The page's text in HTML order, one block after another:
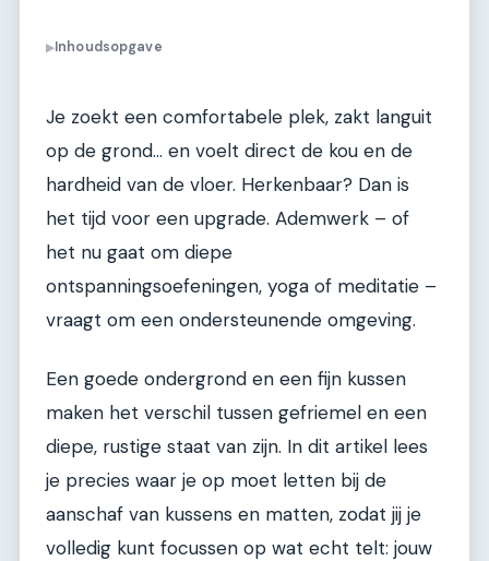
▶Inhoudsopgave
Je zoekt een comfortabele plek, zakt languit
op de grond… en voelt direct de kou en de
hardheid van de vloer. Herkenbaar? Dan is
het tijd voor een upgrade. Ademwerk – of
het nu gaat om diepe
ontspanningsoefeningen, yoga of meditatie –
vraagt om een ondersteunende omgeving.
Een goede ondergrond en een fijn kussen
maken het verschil tussen gefriemel en een
diepe, rustige staat van zijn. In dit artikel lees
je precies waar je op moet letten bij de
aanschaf van kussens en matten, zodat jij je
volledig kunt focussen op wat echt telt: jouw